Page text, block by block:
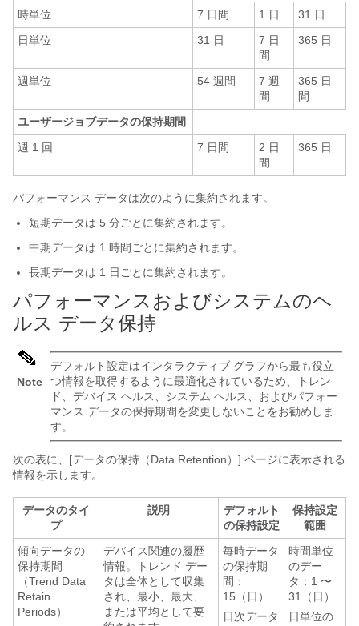
時単位 7 日間 1 日
31 日
日単位
31 日
7 日
間
365 日
週単位 54 週間
7 週
間
365 日
間
ユーザージョブデータの保持期間
週 1 回
7 日間
2 日
間
365 日
パフォーマンス データは次のように集約されます。
短期データは 5 分ごとに集約されます。
中期データは 1 時間ごとに集約されます。
長期データは 1 日ごとに集約されます。
パフォーマンスおよびシステムのヘ
ルス データ保持
Note
デフォルト設定はインタラクティブ グラフから最も役立
つ情報を取得するように最適化されているため、トレン
ド、デバイス ヘルス、システム ヘルス、およびパフォー
マンス データの保持期間を変更しないことをお勧めしま
す。
次の表に、[データの保持（Data Retention）] ページに表示される
情報を示します。
データのタイ
プ
説明
デフォルト
の保持設定
保持設定
範囲
傾向データの
保持期間
（Trend Data
Retain
Periods）
デバイス関連の履歴
情報。トレンド デー
タは全体として収集
され、最小、最大、
または平均として要
毎時データ
の保持期
間：
15（日）
日次データ
時間単位
のデー
タ：1 〜
31（日）
日単位の